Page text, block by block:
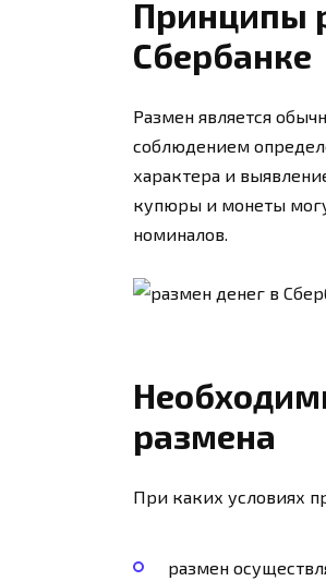
Принципы
Сбербанке
Размен является
соблюдением
характера и
купюры и монеты
номиналов.
размена
При каких условиях
размен